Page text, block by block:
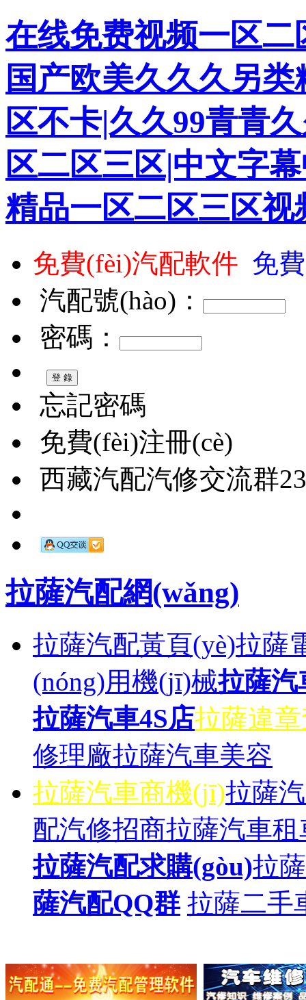
在线免费视频一区
国产欧美久久久另
区不卡|久久99青青
区二区三区|中文字
精品一区二区三区视
免費(fèi)汽配軟件 免
汽配號(hào)：
密碼：
忘記密碼
免費(fèi)注冊(cè)
西藏汽配汽修交流群
拉薩汽配網(wǎng)
拉薩汽配黃頁(yè)拉薩
(nóng)用機(jī)械拉薩汽
拉薩汽車4S店拉薩違
修理廠拉薩汽車美容
拉薩汽車商機(jī)拉薩
配汽修招商拉薩汽車租
拉薩汽配求購(gòu)拉
薩汽配QQ群 拉薩二手